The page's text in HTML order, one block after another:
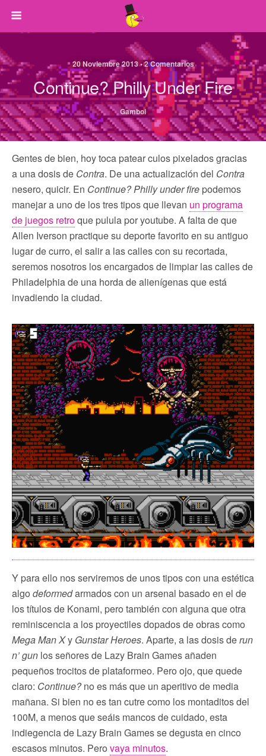
20 Noviembre 2013 • 2 Comentarios
Continue? Philly Under Fire
Gamboi
Gentes de bien, hoy toca patear culos pixelados gracias
a una dosis de Contra. De una actualización del Contra
nesero, quicir. En Continue? Philly under fire podemos
manejar a uno de los tres tipos que llevan un programa
de juegos retroque pulula por youtube. A falta de que
Allen Iverson practique su deporte favorito en su antiguo
lugar de curro, el salir a las calles con su recortada,
seremos nosotros los encargados de limpiar las calles de
Philadelphia de una horda de alienígenas que está
invadiendo la ciudad.
Y para ello nos serviremos de unos tipos con una estética
algo deformedarmados con un arsenal basado en el de
los títulos de Konami, pero también con alguna que otra
reminiscencia a los proyectiles dopados de obras como
Mega Man Xy Gunstar Heroes. Aparte, a las dosis derun
n’ gun los señores de Lazy Brain Games añaden
pequeños trocitos de plataformeo. Pero ojo, que quede
claro: Continue?no es más que un aperitivo de media
mañana. Si bien no es tan cutre como los montaditos del
100M, a menos que seáis mancos de cuidado, esta
indiegencia de Lazy Brain Games se degusta en cinco
escasos minutos. Pero vaya minutos.